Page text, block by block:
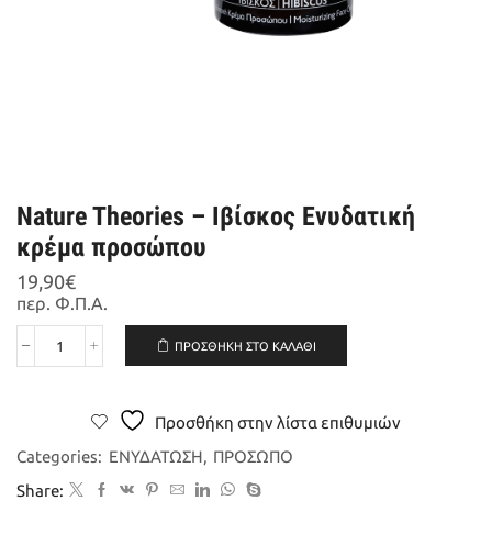
Nature Theories – Ιβίσκος Ενυδατική
κρέμα προσώπου
19,90€
περ. Φ.Π.Α.
Nature
Ιβίσκος
Ενυδατική
κρέμα
ποσότητα
ΠΡΟΣΘΉΚΗ ΣΤΟ ΚΑΛΆΘΙ
Προσθήκη στην λίστα επιθυμιών
Categories: ΕΝΥΔΑΤΩΣΗ, ΠΡΟΣΩΠΟ
Share: